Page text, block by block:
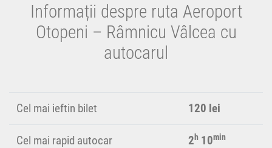
Informații despre ruta Aeroport
Otopeni – Râmnicu Vâlcea cu
autocarul
Cel mai ieftin bilet 120 lei
Cel mai rapid autocar 2h 10min